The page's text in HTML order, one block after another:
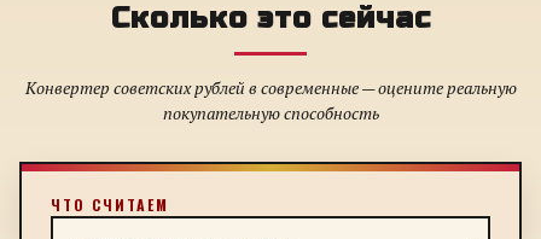
Сколько это сейчас
Конвертер советских рублей в современные — оцените реальную
покупательную способность
ЧТО СЧИТАЕМ